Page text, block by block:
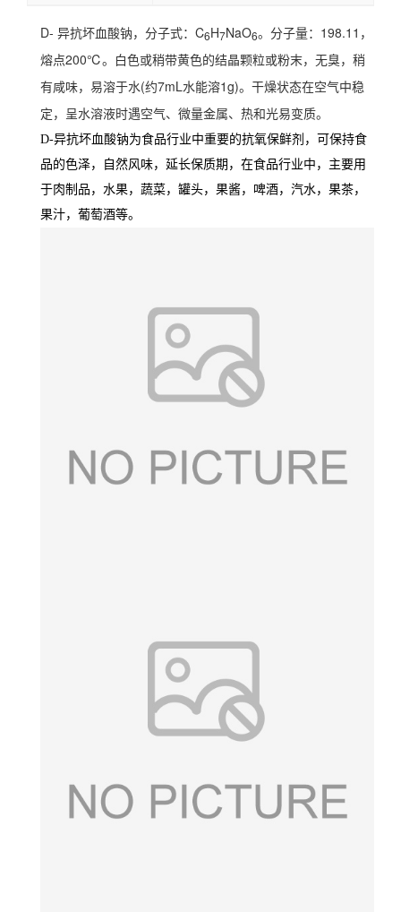
D- 异抗坏血酸钠，分子式：C6H7NaO6。分子量：198.11，
熔点200℃。白色或稍带黄色的结晶颗粒或粉末，无臭，稍
有咸味，易溶于水(约7mL水能溶1g)。干燥状态在空气中稳
定，呈水溶液时遇空气、微量金属、热和光易变质。
D-异抗坏血酸钠为食品行业中重要的抗氧保鲜剂，可保持食
品的色泽，自然风味，延长保质期，在食品行业中，主要用
于肉制品，水果，蔬菜，罐头，果酱，啤酒，汽水，果茶，
果汁，葡萄酒等。